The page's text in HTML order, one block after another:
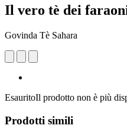
Il vero tè dei
Govinda Tè Sahara
EsauritoIl prodotto non è più
Prodotti simili